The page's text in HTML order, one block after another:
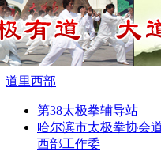
道里西部
第38太极拳辅导站
哈尔滨市太极拳协会
西部工作委